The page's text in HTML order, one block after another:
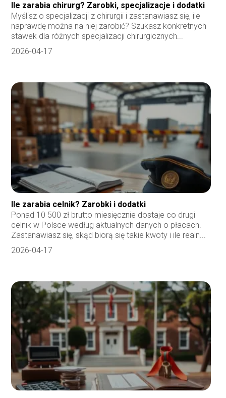
Ile zarabia chirurg? Zarobki, specjalizacje i dodatki
Myślisz o specjalizacji z chirurgii i zastanawiasz się, ile
naprawdę można na niej zarobić? Szukasz konkretnych
stawek dla różnych specjalizacji chirurgicznych...
2026-04-17
Ile zarabia celnik? Zarobki i dodatki
Ponad 10 500 zł brutto miesięcznie dostaje co drugi
celnik w Polsce według aktualnych danych o płacach.
Zastanawiasz się, skąd biorą się takie kwoty i ile realn...
2026-04-17